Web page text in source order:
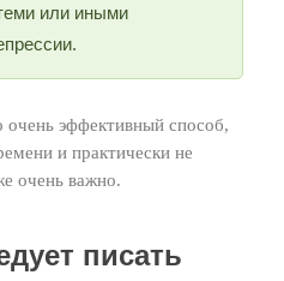
или иными
очень эффективный способ,
и практически не
очень важно.
писать